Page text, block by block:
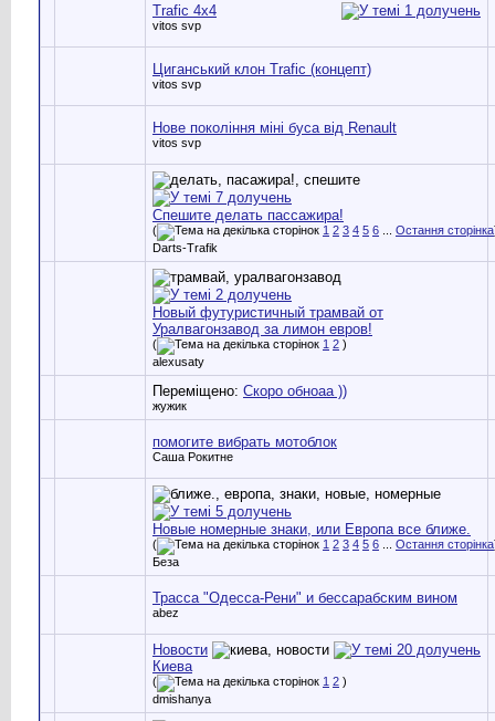
Trafic 4x4
vitos svp
Циганський клон Trafic (концепт)
vitos svp
Нове покоління міні буса від Renault
vitos svp
Спешите делать пассажира!
( 1 2 3 4 5 6 Остання сторінка
Darts-Trafik
Новый футуристичный трамвай от
Уралвагонзавод за лимон евров!
( 1 2 )
alexusaty
Переміщено: Скоро обноаа ))
жужик
помогите вибрать мотоблок
Саша Рокитне
Новые номерные знаки, или Европа все ближе.
( 1 2 3 4 5 6 Остання сторінка
Беза
Трасса "Одесса-Рени" и бессарабским вином
abez
Новости
Киева
( 1 2 )
dmishanya